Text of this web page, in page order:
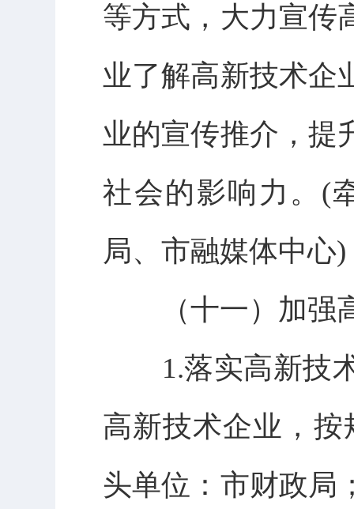
等方式，大力宣传
业了解高新技术企
业的宣传推介，提
社会的影响力。(
局、市融媒体中心)
（十一）加强高
1.落实高新技术
高新技术企业，
头单位：市财政局